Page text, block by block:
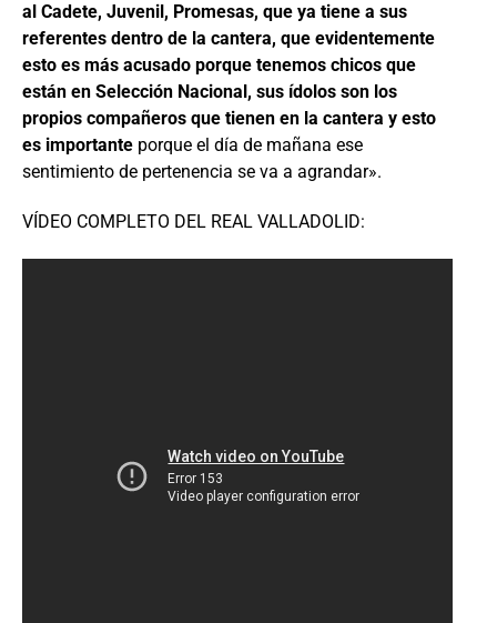
al Cadete, Juvenil, Promesas, que ya tiene a sus
referentes dentro de la cantera, que evidentemente
esto es más acusado porque tenemos chicos que
están en Selección Nacional, sus ídolos son los
propios compañeros que tienen en la cantera y esto
es importante porque el día de mañana ese
sentimiento de pertenencia se va a agrandar».
VÍDEO COMPLETO DEL REAL VALLADOLID: